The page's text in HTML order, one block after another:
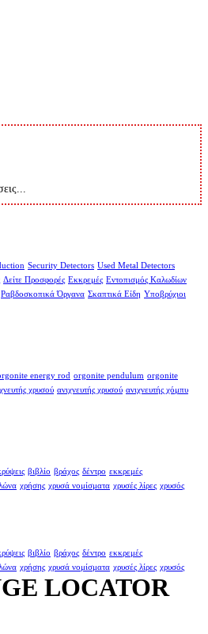
Security Detectors Used Metal Detectors
Δείτε Προσφορές Εκκρεμές Εντοπισμός Καλωδίων
Ραβδοσκοπικά Όργανα Σκαπτικά Είδη Υποβρύχιοι
energy rod orgonite pendulum orgonite
χρυσού ανιχνευτής χρυσού ανιχνευτής χόμπυ
βιβλίο βράχος δέντρο εκκρεμές
χρήσης χρυσά νομίσματα χρυσές λίρες χρυσός
βιβλίο βράχος δέντρο εκκρεμές
χρήσης χρυσά νομίσματα χρυσές λίρες χρυσός
LOCATOR